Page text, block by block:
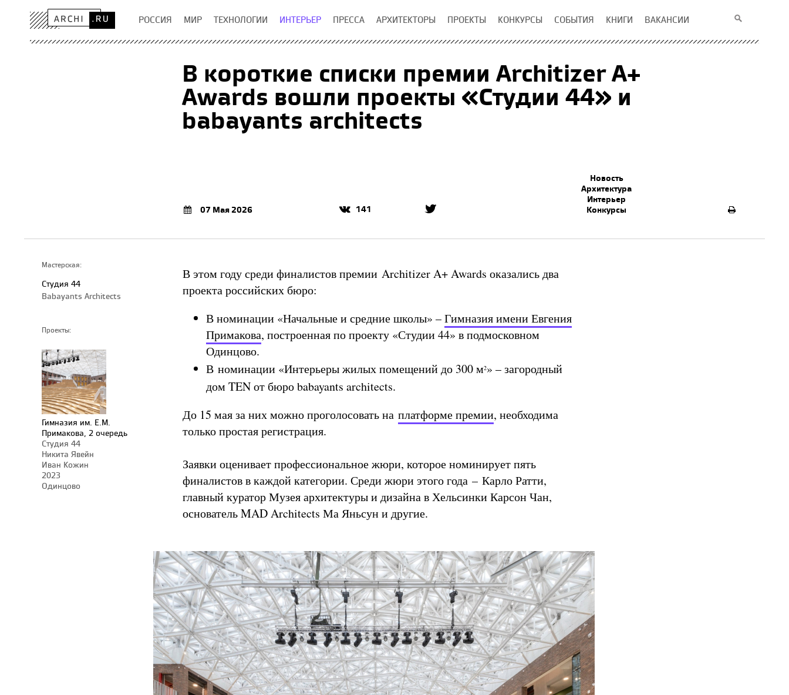
РОССИЯ МИР ТЕХНОЛОГИИ ИНТЕРЬЕР ПРЕССА АРХИТЕКТОРЫ ПРОЕКТЫ КОНКУРСЫ СОБЫТИЯ КНИГИ ВАКАНСИИ
В короткие списки премии Architizer A+
Awards вошли проекты «Студии 44» и
babayants architects
07 Мая 2026 141
Новость
Архитектура
Интерьер
Конкурсы
Мастерская:
Студия 44
Babayants Architects
Проекты:
Гимназия им. Е.М.
Примакова, 2 очередь
Студия 44
Никита Явейн
Иван Кожин
2023
Одинцово
В этом году среди финалистов премии Architizer A+ Awards оказались два
проекта российских бюро:
В номинации «Начальные и средние школы» –Гимназия имени Евгения
Примакова, построенная по проекту «Студии 44» в подмосковном
Одинцово.
В номинации «Интерьеры жилых помещений до 300 м2» – загородный
дом TEN от бюро babayants architects.
До 15 мая за них можно проголосовать на платформе премии, необходима
только простая регистрация.
Заявки оценивает профессиональное жюри, которое номинирует пять
финалистов в каждой категории. Среди жюри этого года – Карло Ратти,
главный куратор Музея архитектуры и дизайна в Хельсинки Карсон Чан,
основатель MAD Architects Ма Яньсун и другие.